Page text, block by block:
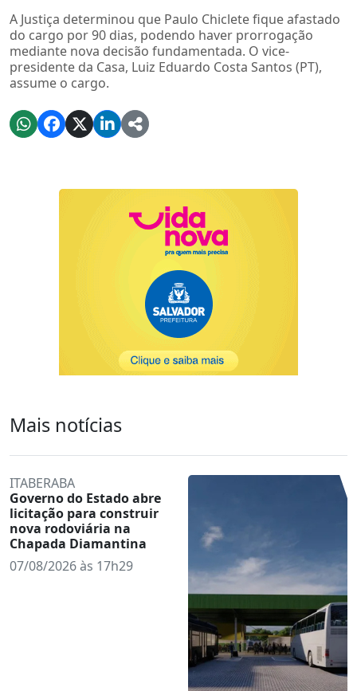
A Justiça determinou que Paulo Chiclete fique afastado
do cargo por 90 dias, podendo haver prorrogação
mediante nova decisão fundamentada. O vice-
presidente da Casa, Luiz Eduardo Costa Santos (PT),
assume o cargo.
Mais notícias
ITABERABA
Governo do Estado abre
licitação para construir
nova rodoviária na
Chapada Diamantina
07/08/2026 às 17h29